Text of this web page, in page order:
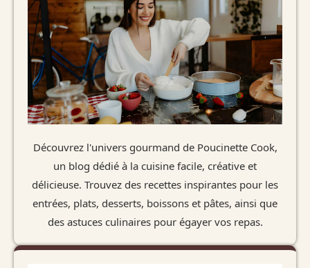
Découvrez l'univers gourmand de Poucinette Cook,
un blog dédié à la cuisine facile, créative et
délicieuse. Trouvez des recettes inspirantes pour les
entrées, plats, desserts, boissons et pâtes, ainsi que
des astuces culinaires pour égayer vos repas.